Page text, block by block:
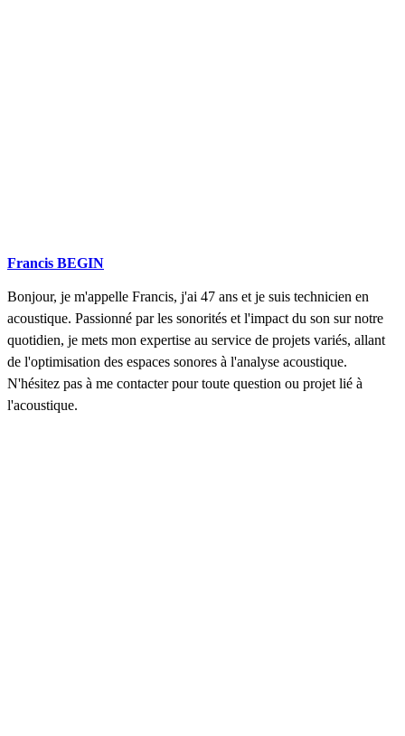
Francis BEGIN
Bonjour, je m'appelle Francis, j'ai 47 ans et je suis technicien en
acoustique. Passionné par les sonorités et l'impact du son sur notre
quotidien, je mets mon expertise au service de projets variés, allant
de l'optimisation des espaces sonores à l'analyse acoustique.
N'hésitez pas à me contacter pour toute question ou projet lié à
l'acoustique.